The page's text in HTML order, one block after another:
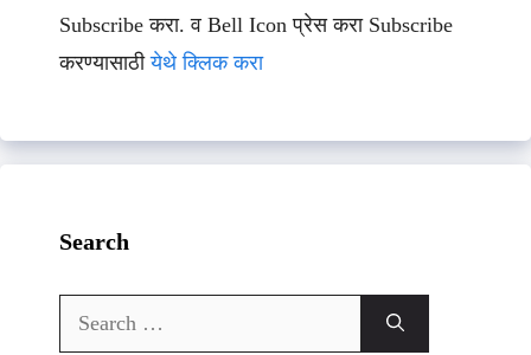
Subscribe करा. व Bell Icon प्रेस करा Subscribe
करण्यासाठीयेथे क्लिक करा
Search
Search
for: